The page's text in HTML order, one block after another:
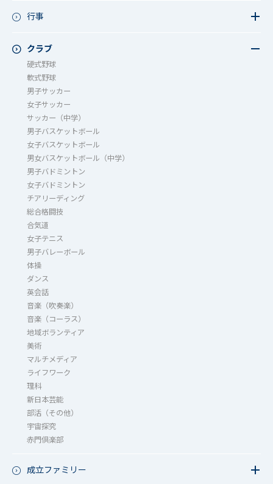
アース・プロジェクト
今日の1枚～ｸﾗｽ&ｸﾗﾌﾞ編～
行事
成立祭（文化祭）
行事（その他）
夏フェス
クラブ
硬式野球
軟式野球
男子サッカー
女子サッカー
サッカー（中学）
男子バスケットボール
女子バスケットボール
男女バスケットボール（中学）
男子バドミントン
女子バドミントン
チアリーディング
総合格闘技
合気道
女子テニス
男子バレーボール
体操
ダンス
英会話
音楽（吹奏楽）
音楽（コーラス）
地域ボランティア
美術
マルチメディア
ライフワーク
理科
新日本芸能
部活（その他）
宇宙探究
赤門倶楽部
成立ファミリー